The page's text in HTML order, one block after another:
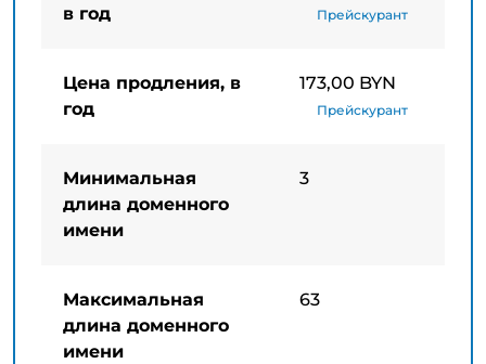
в год
Прейскурант
Цена продления, в
год
173,00 BYN
Прейскурант
Минимальная
длина доменного
имени
3
Максимальная
длина доменного
имени
63